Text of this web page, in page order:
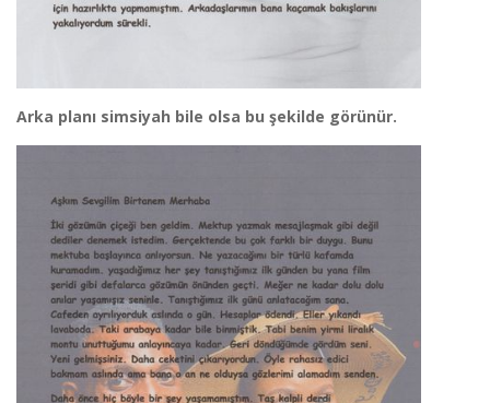
Arka planı simsiyah bile olsa bu şekilde görünür.